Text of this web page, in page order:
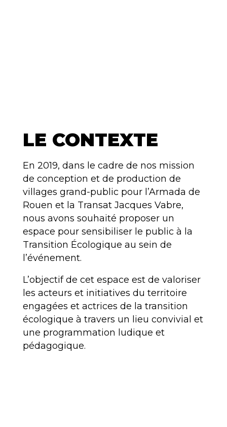
LE CONTEXTE
En 2019, dans le cadre de nos mission
de conception et de production de
villages grand-public pour l’Armada de
Rouen et la Transat Jacques Vabre,
nous avons souhaité proposer un
espace pour sensibiliser le public à la
Transition Écologique au sein de
l’événement.
L’objectif de cet espace est de valoriser
les acteurs et initiatives du territoire
engagées et actrices de la transition
écologique à travers un lieu convivial et
une programmation ludique et
pédagogique.